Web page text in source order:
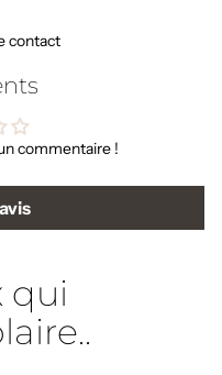
contact
commentaire !
qui